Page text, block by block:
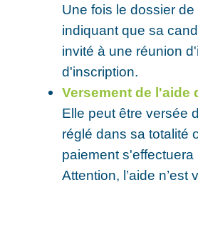
Une fois le dossier
indiquant que sa
invité à une réunion
d'inscription.
Versement de l'aide
Elle peut être versée
réglé dans sa totalité
paiement
Attention, l’aide